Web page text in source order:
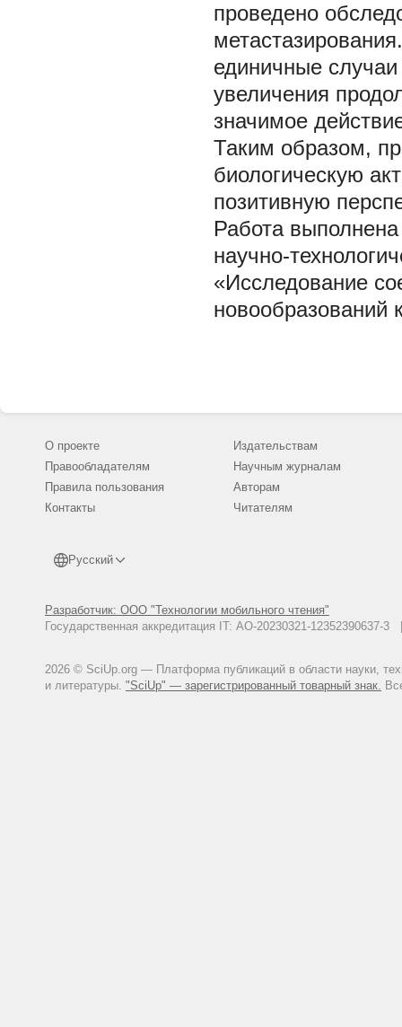
проведено
единичные
увеличения
значимое
Таким образом,
биологическую
позитивную
Работа
научно-
«Исследование
новообразований
О проекте
Правообладателям
Правила пользования
Контакты
Русский
Разработчик: ООО "Технологии мобильного чтения"
Государственная аккредитация IT: АО-20230321-
2026 © SciUp.org — Платформа публикаций в области науки,
и литературы. "SciUp" — зарегистрированный товарный знак.
Издательствам
Научным журналам
Авторам
Читателям